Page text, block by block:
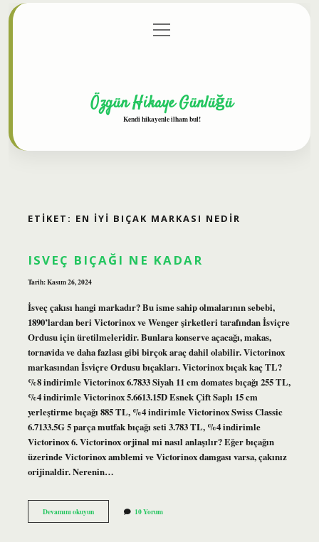
Gizlilik Politikası
menüyü
aç
Özgün Hikaye Günlüğü
Kendi hikayenle ilham bul!
ETIKET: EN IYI BIÇAK MARKASI NEDIR
ISVEÇ BIÇAĞI NE KADAR
Tarih: Kasım 26, 2024
İsveç çakısı hangi markadır? Bu isme sahip olmalarının sebebi,
1890’lardan beri Victorinox ve Wenger şirketleri tarafından İsviçre
Ordusu için üretilmeleridir. Bunlara konserve açacağı, makas,
tornavida ve daha fazlası gibi birçok araç dahil olabilir. Victorinox
markasından İsviçre Ordusu bıçakları. Victorinox bıçak kaç TL?
%8 indirimle Victorinox 6.7833 Siyah 11 cm domates bıçağı 255 TL,
%4 indirimle Victorinox 5.6613.15D Esnek Çift Saplı 15 cm
yerleştirme bıçağı 885 TL, %4 indirimle Victorinox Swiss Classic
6.7133.5G 5 parça mutfak bıçağı seti 3.783 TL, %4 indirimle
Victorinox 6. Victorinox orjinal mi nasıl anlaşılır? Eğer bıçağın
üzerinde Victorinox amblemi ve Victorinox damgası varsa, çakınız
orijinaldir. Nerenin…
Devamını okuyunIsveç
Bıçağı
10 Yorum